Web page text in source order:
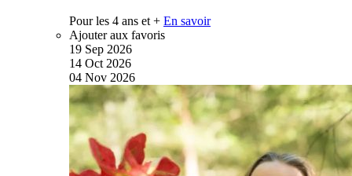
Pour les 4 ans et + En savoir
Ajouter aux favoris
19 Sep 2026
14 Oct 2026
04 Nov 2026